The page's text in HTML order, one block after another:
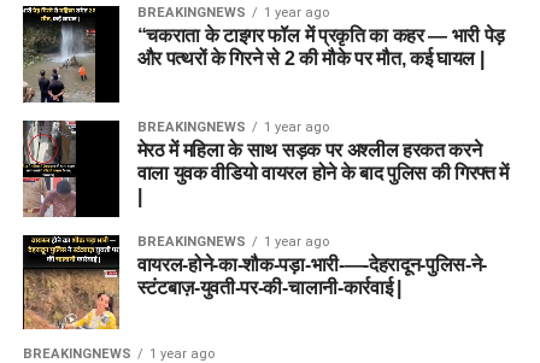
BREAKINGNEWS 1 year ago
“चकराता के टाइगर फॉल में प्रकृति का कहर — भारी पेड़
और पत्थरों के गिरने से 2 की मौके पर मौत, कई घायल |
BREAKINGNEWS 1 year ago
मेरठ में महिला के साथ सड़क पर अश्लील हरकत करने
वाला युवक वीडियो वायरल होने के बाद पुलिस की गिरफ्त में
BREAKINGNEWS 1 year ago
वायरल-होने-का-शौक-पड़ा-भारी-—-देहरादून-पुलिस-ने-
स्टंटबाज़-युवती-पर-की-चालानी-कार्रवाई |
BREAKINGNEWS 1 year ago